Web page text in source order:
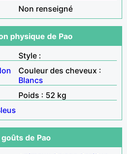
Non renseigné
physique de Pao
Style :
Couleur des cheveux :
Blancs
Poids : 52 kg
goûts de Pao